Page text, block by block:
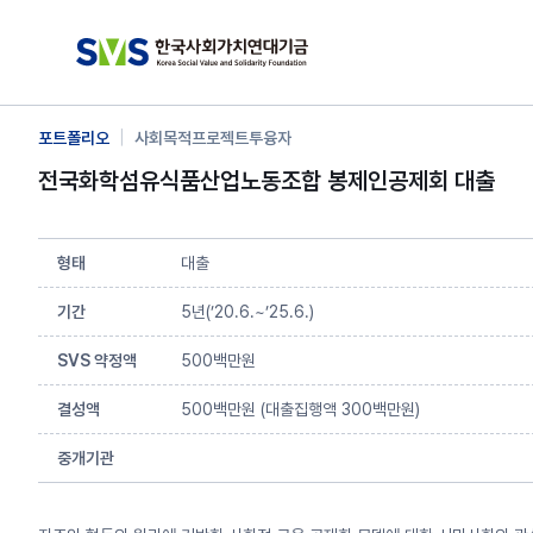
포트폴리오 사회목적프로젝트투융자
전국화학섬유식품산업노동조합 봉제인공제회 대출
형태 대출
기간 5년(’20.6.~’25.6.)
SVS 약정액 500백만원
결성액 500백만원 (대출집행액 300백만원)
중개기관